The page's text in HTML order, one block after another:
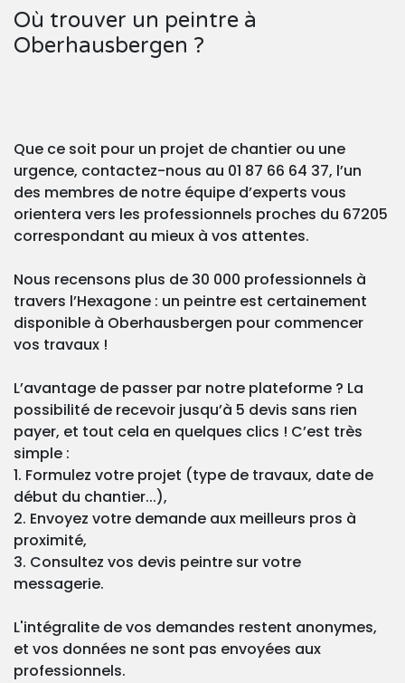
Où trouver un peintre à
Oberhausbergen ?
Que ce soit pour un projet de chantier ou une
urgence, contactez-nous au 01 87 66 64 37, l’un
des membres de notre équipe d’experts vous
orientera vers les professionnels proches du 67205
correspondant au mieux à vos attentes.
Nous recensons plus de 30 000 professionnels à
travers l’Hexagone : un peintre est certainement
disponible à Oberhausbergen pour commencer
vos travaux !
L’avantage de passer par notre plateforme ? La
possibilité de recevoir jusqu’à 5 devis sans rien
payer, et tout cela en quelques clics ! C’est très
simple :
1. Formulez votre projet (type de travaux, date de
début du chantier...),
2. Envoyez votre demande aux meilleurs pros à
proximité,
3. Consultez vos devis peintre sur votre
messagerie.
L'intégralite de vos demandes restent anonymes,
et vos données ne sont pas envoyées aux
professionnels.